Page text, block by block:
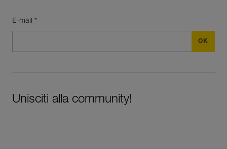
E-mail *
Unisciti alla community!